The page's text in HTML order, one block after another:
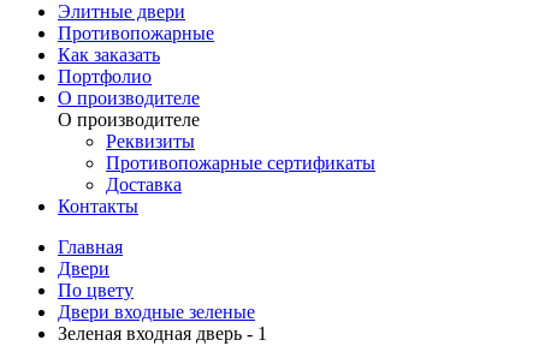
Элитные двери
Противопожарные
Как заказать
Портфолио
О производителе
О производителе
Реквизиты
Противопожарные сертификаты
Доставка
Контакты
Главная
Двери
По цвету
Двери входные зеленые
Зеленая входная дверь - 1